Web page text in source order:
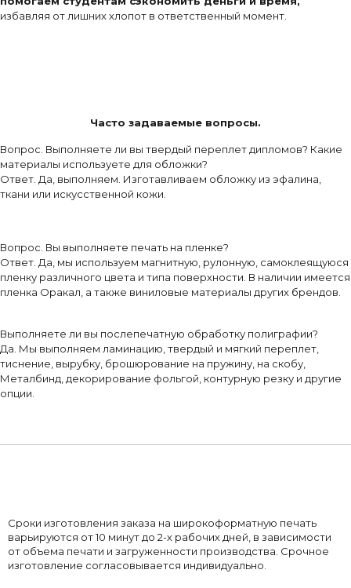
избавляя от лишних хлопот в ответственный момент.
Часто задаваемые вопросы.
Вопрос. Выполняете ли вы твердый переплет дипломов? Какие
материалы используете для обложки?
Ответ. Да, выполняем. Изготавливаем обложку из эфалина,
ткани или искусственной кожи.
Вопрос. Вы выполняете печать на пленке?
Ответ. Да, мы используем магнитную, рулонную, самоклеящуюся
пленку различного цвета и типа поверхности. В наличии имеется
пленка Оракал, а также виниловые материалы других брендов.
Выполняете ли вы послепечатную обработку полиграфии?
Да. Мы выполняем ламинацию, твердый и мягкий переплет,
тиснение, вырубку, брошюрование на пружину, на скобу,
Металбинд, декорирование фольгой, контурную резку и другие
опции.
Сроки изготовления заказа на широкоформатную печать
варьируются от 10 минут до 2-х рабочих дней, в зависимости
от объема печати и загруженности производства. Срочное
изготовление согласовывается индивидуально.